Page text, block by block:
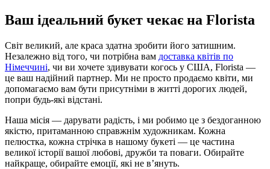
Ваш ідеальний букет чекає на Florista
Світ великий, але краса здатна зробити його затишним.
Незалежно від того, чи потрібна вам доставка квітів по
Німеччині, чи ви хочете здивувати когось у США, Florista —
це ваш надійний партнер. Ми не просто продаємо квіти, ми
допомагаємо вам бути присутніми в житті дорогих людей,
попри будь-які відстані.
Наша місія — дарувати радість, і ми робимо це з бездоганною
якістю, притаманною справжнім художникам. Кожна
пелюстка, кожна стрічка в нашому букеті — це частина
великої історії вашої любові, дружби та поваги. Обирайте
найкраще, обирайте емоції, які не в’януть.